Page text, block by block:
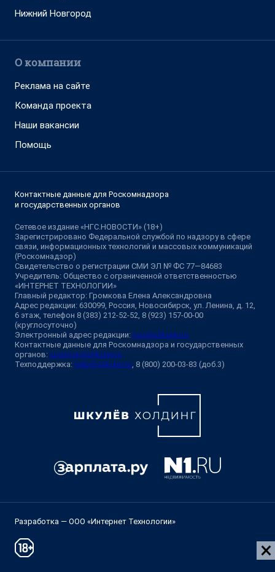
Нижний Новгород
О компании
Реклама на сайте
Команда проекта
Наши вакансии
Помощь
Контактные данные для Роскомнадзора
и государственных органов
Сетевое издание «НГС.НОВОСТИ» (18+)
Зарегистрировано Федеральной службой по надзору в сфере
связи, информационных технологий и массовых коммуникаций
(Роскомнадзор)
Свидетельство о регистрации СМИ ЭЛ № ФС 77—84683
Учредитель: Общество с ограниченной ответственностью
«ИНТЕРНЕТ ТЕХНОЛОГИИ»
Главный редактор: Громкова Елена Александровна
Адрес редакции: 630099, Россия, Новосибирск, ул. Ленина, д. 12,
6 этаж, телефон 8 (383) 212-52-52, 8 (923) 157-00-00
(круглосуточно)
Электронный адрес редакции: ngs@shkulev.ru
Контактные данные для Роскомнадзора и государственных
органов: juristnsk@shkulev.ru
Техподдержка: help@shkulev.ru , 8 (800) 200-03-83 (доб.3)
Разработка — ООО «Интернет Технологии»